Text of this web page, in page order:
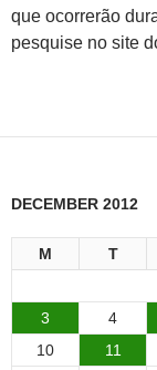
que ocorrerão
pesquise no site
DECEMBER 2012
M T
3
4
10
11